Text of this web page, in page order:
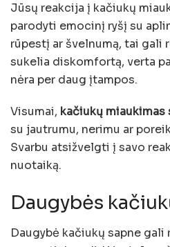
Jūsų reakcija į kačiukų
parodyti emocinį ryšį su
rūpestį ar švelnumą, tai gali
sukelia diskomfortą, verta
nėra per daug įtampos.
Visumai, kačiukų miaukimas
su jautrumu, nerimu ar
Svarbu atsižvelgti į savo
nuotaiką.
Daugybės
Daugybė kačiukų sapne